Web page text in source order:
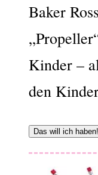
Baker
Kinder –
den
Das will ich haben!